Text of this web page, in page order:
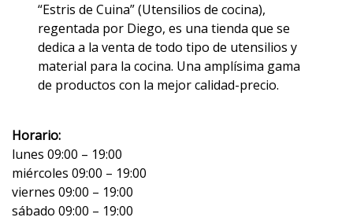
“Estris de Cuina” (Utensilios de cocina),
regentada por Diego, es una tienda que se
dedica a la venta de todo tipo de utensilios y
material para la cocina. Una amplísima gama
de productos con la mejor calidad-precio.
Horario:
lunes 09:00 – 19:00
miércoles 09:00 – 19:00
viernes 09:00 – 19:00
sábado 09:00 – 19:00